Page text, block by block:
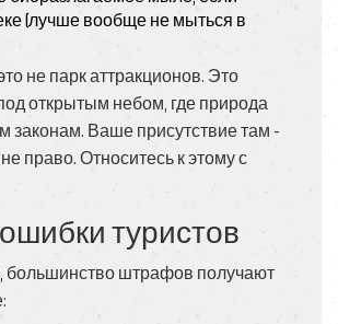
(лучше вообще не мыться в
не парк аттракционов. Это
открытым небом, где природа
законам. Ваше присутствие там -
право. Относитесь к этому с
туристов
большинство штрафов получают